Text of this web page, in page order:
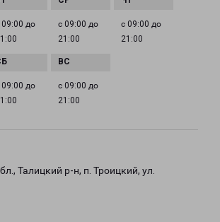
09:00 до
с 09:00 до
21:00
с 09:00 до
21:00
09:00 до
с 09:00 до
21:00
Талицкий р-н, п. Троицкий, ул.